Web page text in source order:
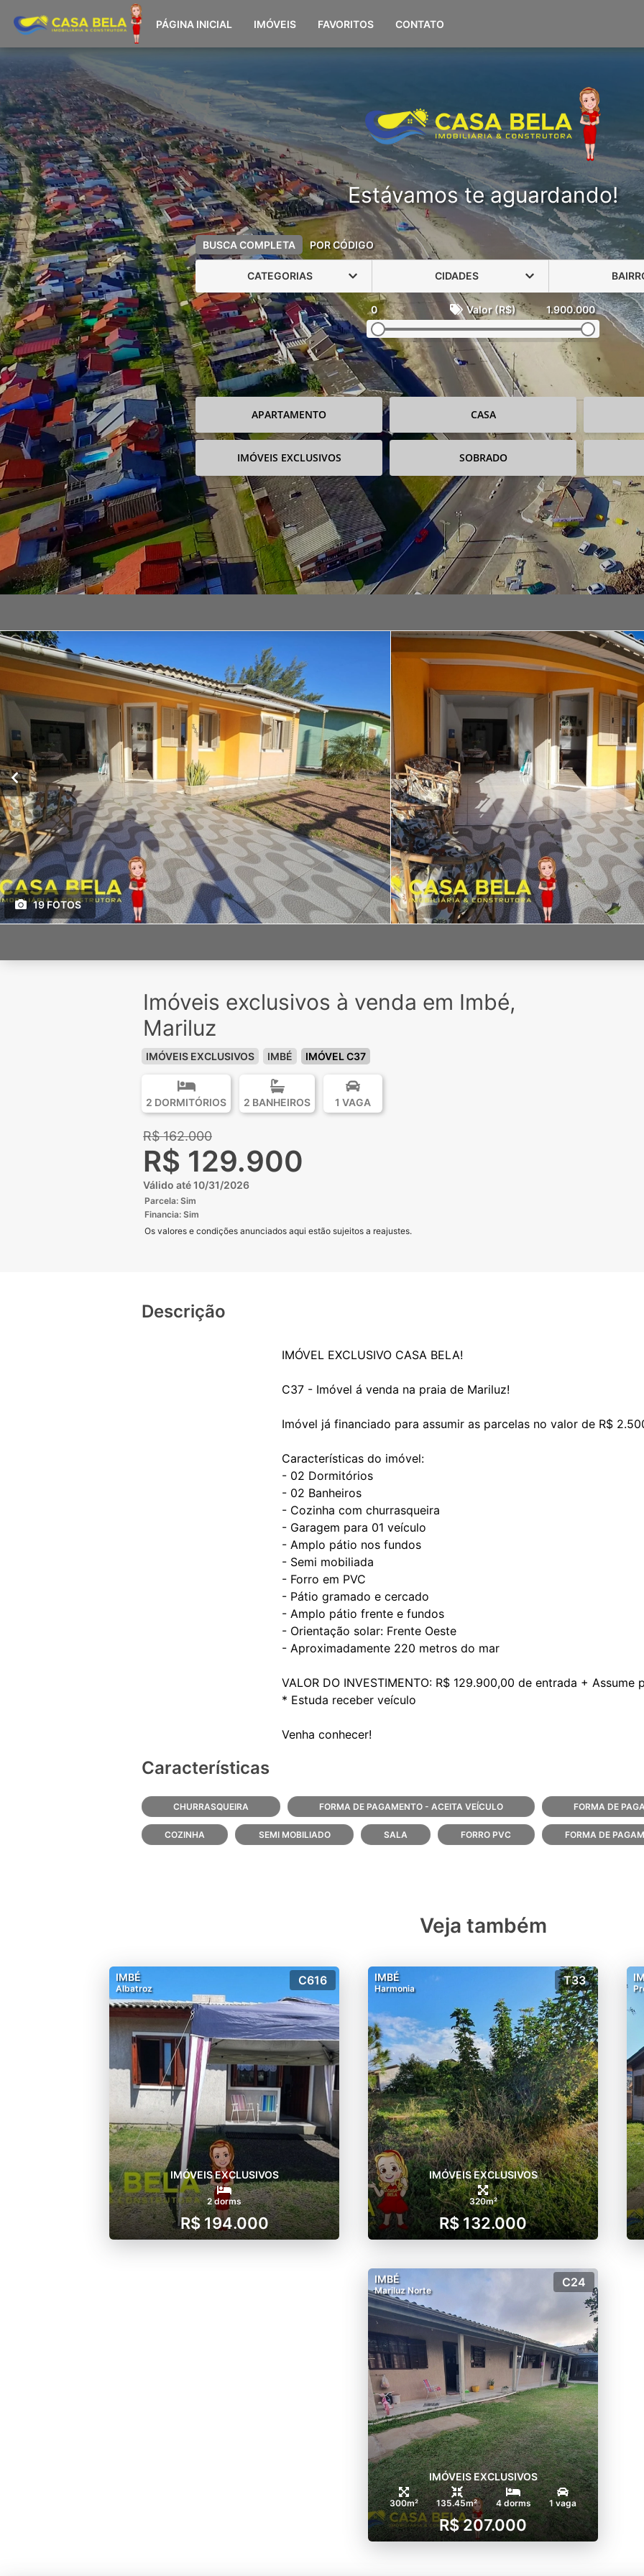
PÁGINA INICIAL IMÓVEIS FAVORITOS CONTATO
Estávamos te aguardando!
BUSCA COMPLETA POR CÓDIGO
CATEGORIAS CIDADES
0 Valor (R$) 1.900.000
APARTAMENTO CASA
IMÓVEIS EXCLUSIVOS SOBRADO
19 FOTOS
Imóveis exclusivos à venda em Imbé,
Mariluz
IMÓVEIS EXCLUSIVOS IMBÉ IMÓVEL C37
2 DORMITÓRIOS 2 BANHEIROS 1 VAGA
R$ 162.000
R$ 129.900
Válido até 10/31/2026
Parcela: Sim
Financia: Sim
Os valores e condições anunciados aqui estão sujeitos a reajustes.
Descrição
IMÓVEL EXCLUSIVO CASA BELA!
C37 - Imóvel á venda na praia de Mariluz!
Imóvel já financiado para assumir as parcelas no valor de R$
Características do imóvel:
- 02 Dormitórios
- 02 Banheiros
- Cozinha com churrasqueira
- Garagem para 01 veículo
- Amplo pátio nos fundos
- Semi mobiliada
- Forro em PVC
- Pátio gramado e cercado
- Amplo pátio frente e fundos
- Orientação solar: Frente Oeste
- Aproximadamente 220 metros do mar
VALOR DO INVESTIMENTO: R$ 129.900,00 de entrada + Assume
* Estuda receber veículo
Características
CHURRASQUEIRA FORMA DE PAGAMENTO - ACEITA VEÍCULO FORMA DE
COZINHA SEMI MOBILIADO SALA FORRO PVC FORMA DE
Veja também
IMBÉ
Albatroz
C616
IMÓVEIS EXCLUSIVOS
2 dorms
R$ 194.000
IMBÉ
Harmonia
T33
IMÓVEIS EXCLUSIVOS
320m²
R$ 132.000
IMBÉ
Mariluz Norte
C24
IMÓVEIS EXCLUSIVOS
300m² 135.45m² 4 dorms 1 vaga
R$ 207.000